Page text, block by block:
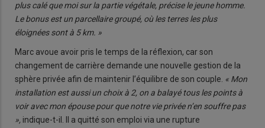
plus calé que moi sur la partie végétale, précise le jeune homme.
Le bonus est un parcellaire groupé, où les terres les plus
éloignées sont à 5 km. »
Marc avoue avoir pris le temps de la réflexion, car son
changement de carrière demande une nouvelle gestion de la
sphère privée afin de maintenir l’équilibre de son couple. « Mon
installation est aussi un choix à 2, on a balayé tous les points à
voir avec mon épouse pour que notre vie privée n’en souffre pas
», indique-t-il. Il a quitté son emploi via une rupture